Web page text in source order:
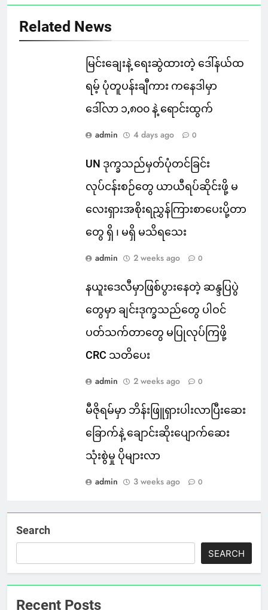
Related News
မြင်းချေးနဲ့ ရေးဆွဲထားတဲ့ ဒေါ်နယ်ထ
ရမ့် ပုံတူပန်းချီကား ကနေဒါမှာ
ဒေါ်လာ ၁,၈၀၀ နဲ့ ရောင်းထွက်
admin 4 days ago 0
UN ဒုက္ခသည်မှတ်ပုံတင်ခြင်း
လုပ်ငန်းစဉ်တွေ ယာယီရပ်ဆိုင်းဖို့ မ
လေးရှားအစိုးရညွှန်ကြားစာပေးပို့တာ
တွေ ရှိ ၊ မရှိ မသိရသေး
admin 2 weeks ago 0
နယူးဒေလီမှာဖြစ်ပွားနေတဲ့ ဆန္ဒပြပွဲ
တွေမှာ ချင်းဒုက္ခသည်တွေ ပါဝင်
ပတ်သက်တာတွေ မပြုလုပ်ကြဖို့
CRC သတိပေး
admin 2 weeks ago 0
မီဇိုရမ်မှာ ဘိန်းဖြူရှားပါးလာပြီးဆေး
ခြောက်နဲ့ ချောင်းဆိုးပျောက်ဆေး
သုံးစွဲမှု ပိုများလာ
admin 3 weeks ago 0
Search
SEARCH
Recent Posts